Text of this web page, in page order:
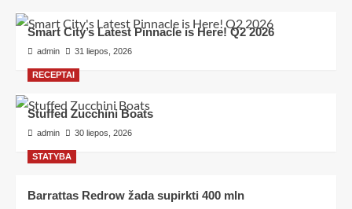
Smart City’s Latest Pinnacle is Here! Q2 2026
admin 31 liepos, 2026
RECEPTAI
Stuffed Zucchini Boats
admin 30 liepos, 2026
STATYBA
Barrattas Redrow žada supirkti 400 mln